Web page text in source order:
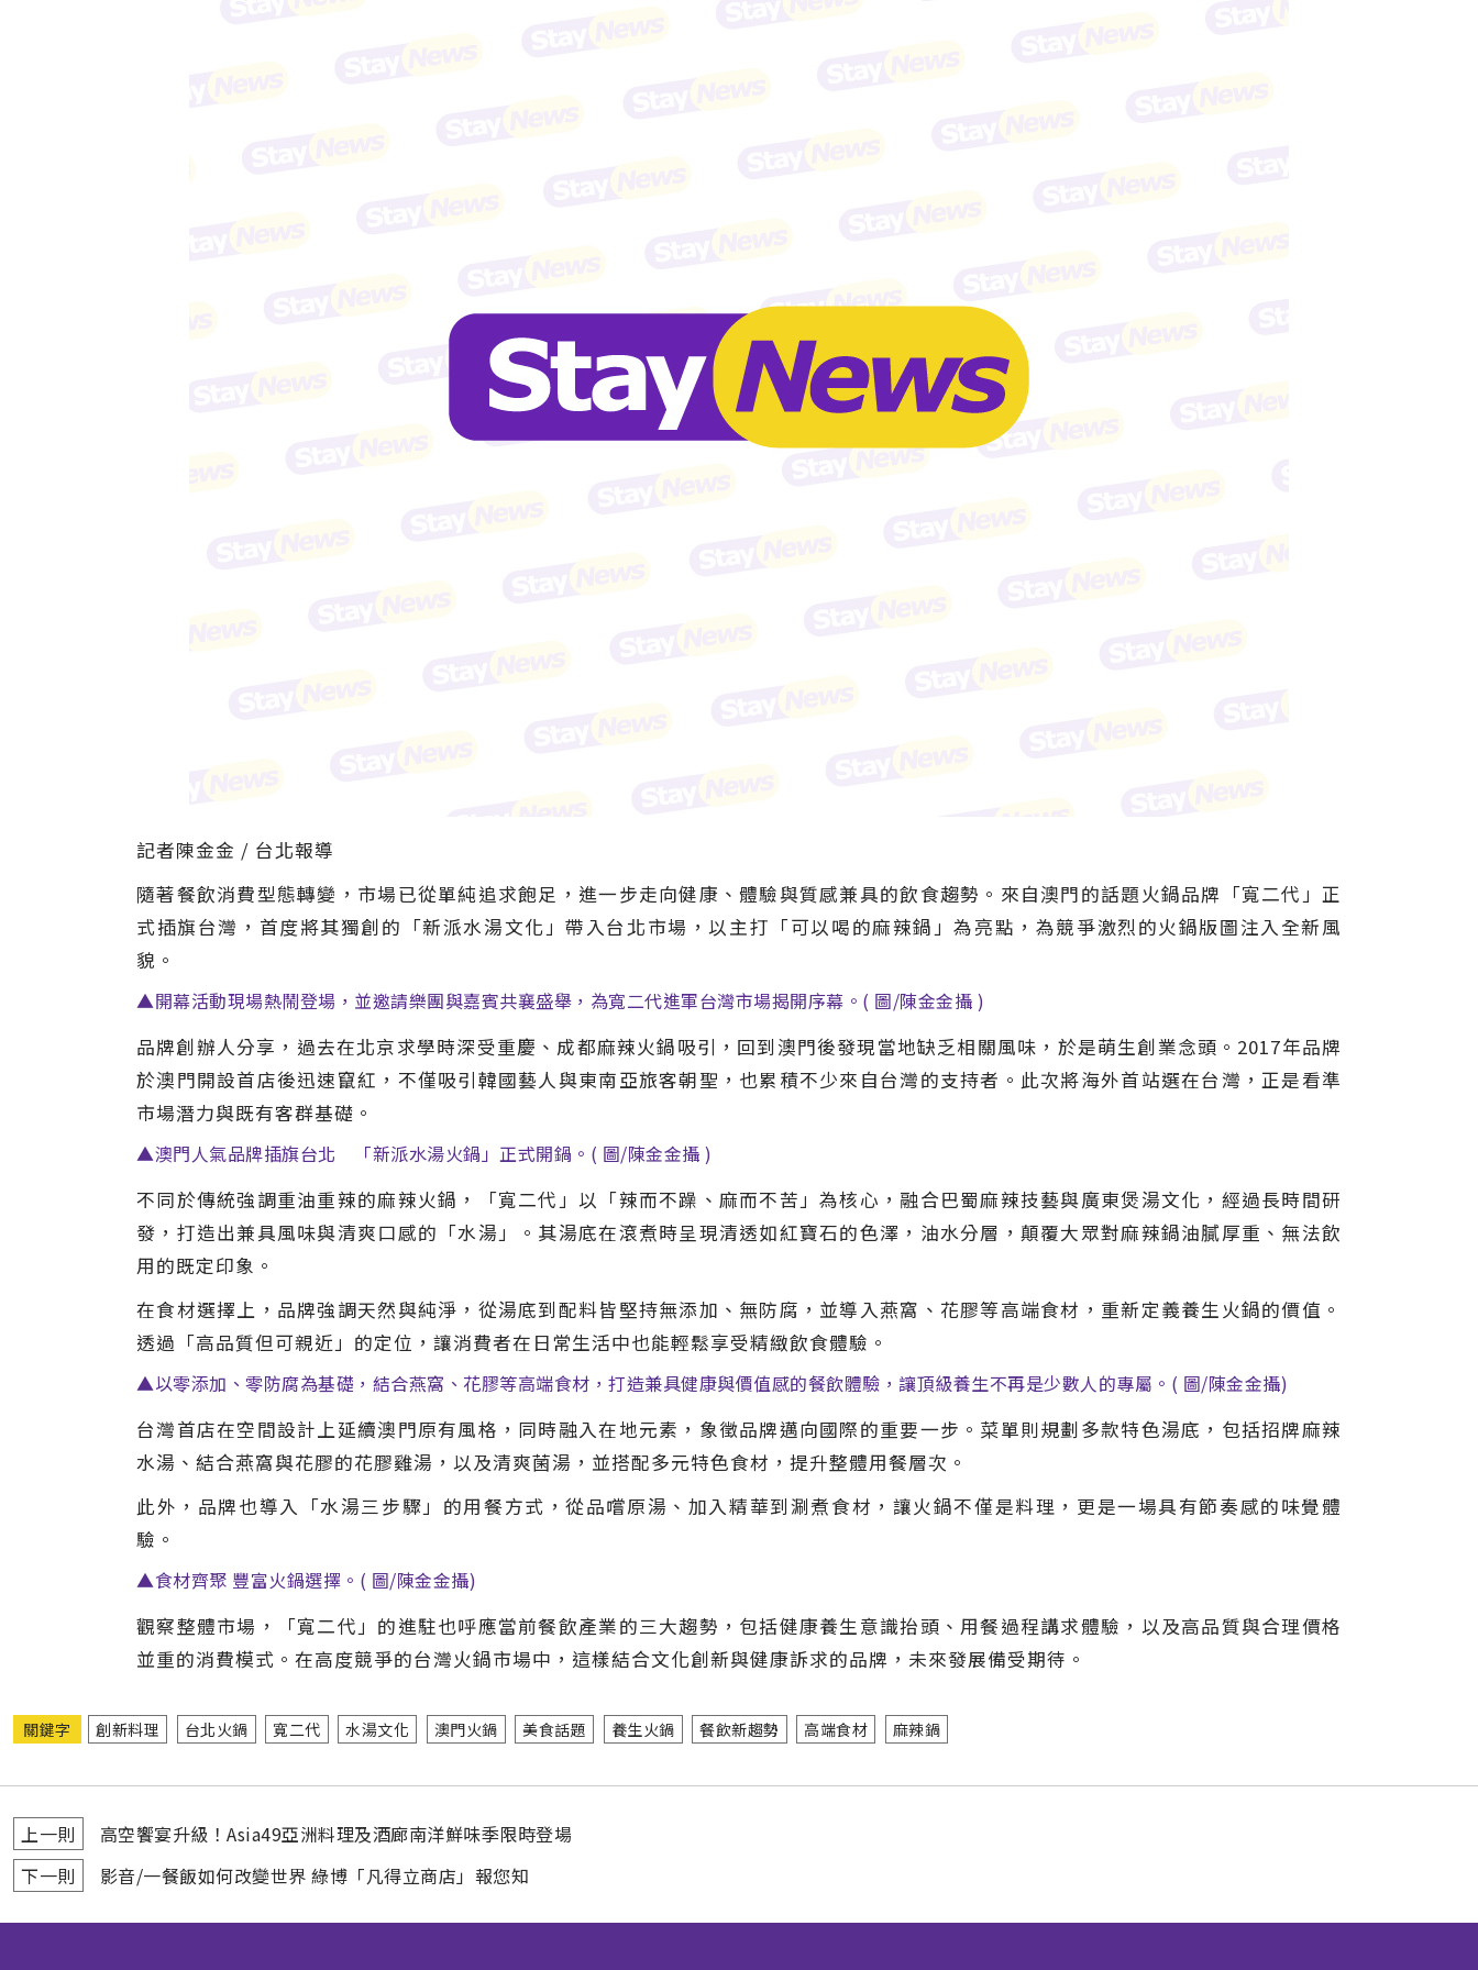
記者陳金金 / 台北報導
隨著餐飲消費型態轉變，市場已從單純追求飽足，進一步走向健康、體驗與質感兼具的飲食趨勢。來自澳門的話題火鍋品牌「寬二代」正
式插旗台灣，首度將其獨創的「新派水湯文化」帶入台北市場，以主打「可以喝的麻辣鍋」為亮點，為競爭激烈的火鍋版圖注入全新風
貌。
▲開幕活動現場熱鬧登場，並邀請樂團與嘉賓共襄盛舉，為寬二代進軍台灣市場揭開序幕。( 圖/陳金金攝 )
品牌創辦人分享，過去在北京求學時深受重慶、成都麻辣火鍋吸引，回到澳門後發現當地缺乏相關風味，於是萌生創業念頭。2017年品牌
於澳門開設首店後迅速竄紅，不僅吸引韓國藝人與東南亞旅客朝聖，也累積不少來自台灣的支持者。此次將海外首站選在台灣，正是看準
市場潛力與既有客群基礎。
▲澳門人氣品牌插旗台北 「新派水湯火鍋」正式開鍋。( 圖/陳金金攝 )
不同於傳統強調重油重辣的麻辣火鍋，「寬二代」以「辣而不躁、麻而不苦」為核心，融合巴蜀麻辣技藝與廣東煲湯文化，經過長時間研
發，打造出兼具風味與清爽口感的「水湯」。其湯底在滾煮時呈現清透如紅寶石的色澤，油水分層，顛覆大眾對麻辣鍋油膩厚重、無法飲
用的既定印象。
在食材選擇上，品牌強調天然與純淨，從湯底到配料皆堅持無添加、無防腐，並導入燕窩、花膠等高端食材，重新定義養生火鍋的價值。
透過「高品質但可親近」的定位，讓消費者在日常生活中也能輕鬆享受精緻飲食體驗。
▲以零添加、零防腐為基礎，結合燕窩、花膠等高端食材，打造兼具健康與價值感的餐飲體驗，讓頂級養生不再是少數人的專屬。( 圖/陳金金攝)
台灣首店在空間設計上延續澳門原有風格，同時融入在地元素，象徵品牌邁向國際的重要一步。菜單則規劃多款特色湯底，包括招牌麻辣
水湯、結合燕窩與花膠的花膠雞湯，以及清爽菌湯，並搭配多元特色食材，提升整體用餐層次。
此外，品牌也導入「水湯三步驟」的用餐方式，從品嚐原湯、加入精華到涮煮食材，讓火鍋不僅是料理，更是一場具有節奏感的味覺體
驗。
▲食材齊聚 豐富火鍋選擇。( 圖/陳金金攝)
觀察整體市場，「寬二代」的進駐也呼應當前餐飲產業的三大趨勢，包括健康養生意識抬頭、用餐過程講求體驗，以及高品質與合理價格
並重的消費模式。在高度競爭的台灣火鍋市場中，這樣結合文化創新與健康訴求的品牌，未來發展備受期待。
關鍵字 創新料理 台北火鍋 寬二代 水湯文化 澳門火鍋 美食話題 養生火鍋 餐飲新趨勢 高端食材 麻辣鍋
上一則
高空饗宴升級！Asia49亞洲料理及酒廊南洋鮮味季限時登場
下一則
影音/一餐飯如何改變世界 綠博「凡得立商店」報您知